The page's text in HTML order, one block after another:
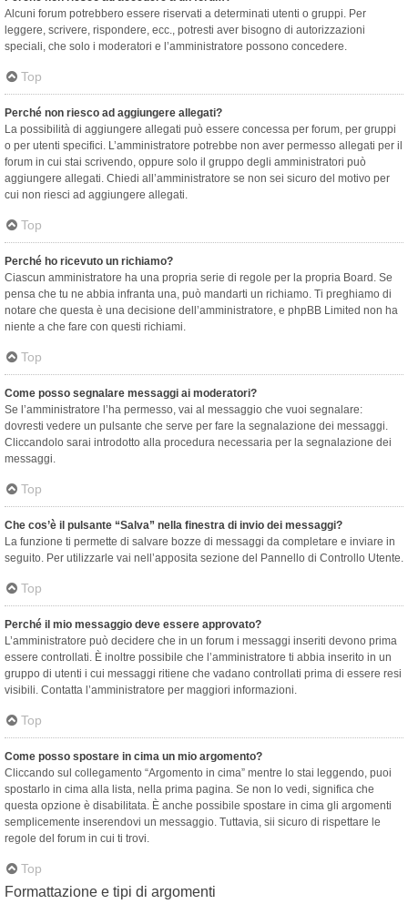
Alcuni forum potrebbero essere riservati a determinati utenti o gruppi. Per
leggere, scrivere, rispondere, ecc., potresti aver bisogno di autorizzazioni
speciali, che solo i moderatori e l’amministratore possono concedere.
Top
Perché non riesco ad aggiungere allegati?
La possibilità di aggiungere allegati può essere concessa per forum, per gruppi
o per utenti specifici. L’amministratore potrebbe non aver permesso allegati per il
forum in cui stai scrivendo, oppure solo il gruppo degli amministratori può
aggiungere allegati. Chiedi all’amministratore se non sei sicuro del motivo per
cui non riesci ad aggiungere allegati.
Top
Perché ho ricevuto un richiamo?
Ciascun amministratore ha una propria serie di regole per la propria Board. Se
pensa che tu ne abbia infranta una, può mandarti un richiamo. Ti preghiamo di
notare che questa è una decisione dell’amministratore, e phpBB Limited non ha
niente a che fare con questi richiami.
Top
Come posso segnalare messaggi ai moderatori?
Se l’amministratore l’ha permesso, vai al messaggio che vuoi segnalare:
dovresti vedere un pulsante che serve per fare la segnalazione dei messaggi.
Cliccandolo sarai introdotto alla procedura necessaria per la segnalazione dei
messaggi.
Top
Che cos’è il pulsante “Salva” nella finestra di invio dei messaggi?
La funzione ti permette di salvare bozze di messaggi da completare e inviare in
seguito. Per utilizzarle vai nell’apposita sezione del Pannello di Controllo Utente.
Top
Perché il mio messaggio deve essere approvato?
L’amministratore può decidere che in un forum i messaggi inseriti devono prima
essere controllati. È inoltre possibile che l’amministratore ti abbia inserito in un
gruppo di utenti i cui messaggi ritiene che vadano controllati prima di essere resi
visibili. Contatta l’amministratore per maggiori informazioni.
Top
Come posso spostare in cima un mio argomento?
Cliccando sul collegamento “Argomento in cima” mentre lo stai leggendo, puoi
spostarlo in cima alla lista, nella prima pagina. Se non lo vedi, significa che
questa opzione è disabilitata. È anche possibile spostare in cima gli argomenti
semplicemente inserendovi un messaggio. Tuttavia, sii sicuro di rispettare le
regole del forum in cui ti trovi.
Top
Formattazione e tipi di argomenti